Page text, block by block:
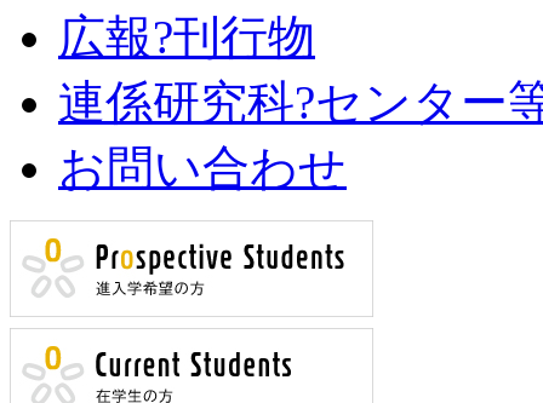
広報?刊行物
連係研究科?センター
お問い合わせ